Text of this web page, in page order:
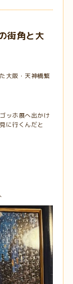
街角と大
大阪・天神橋繁
ッホ展へ出かけ
に行くんだと